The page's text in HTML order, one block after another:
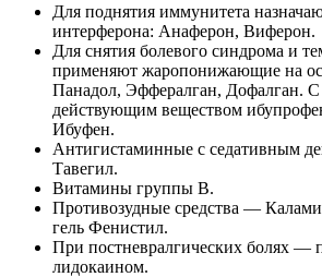
Для поднятия иммунитета
интерферона: Анаферон, Виферон.
Для снятия болевого синдрома и
применяют жаропонижающие на
Панадол, Эффералган, Дофалган.
действующим веществом
Ибуфен.
Антигистаминные с седативным
Тавегил.
Витамины группы В.
Противозудные средства —
гель Фенистил.
При постневралгических болях —
лидокаином.